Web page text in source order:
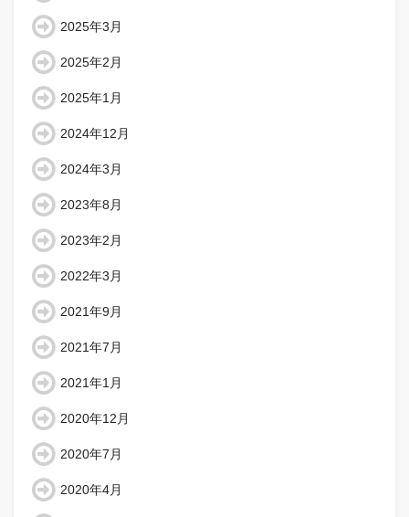
2025年3月
2025年2月
2025年1月
2024年12月
2024年3月
2023年8月
2023年2月
2022年3月
2021年9月
2021年7月
2021年1月
2020年12月
2020年7月
2020年4月